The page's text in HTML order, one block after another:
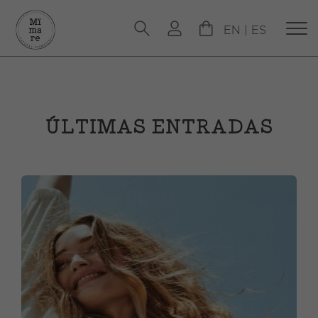
EN ES
ÚLTIMAS ENTRADAS